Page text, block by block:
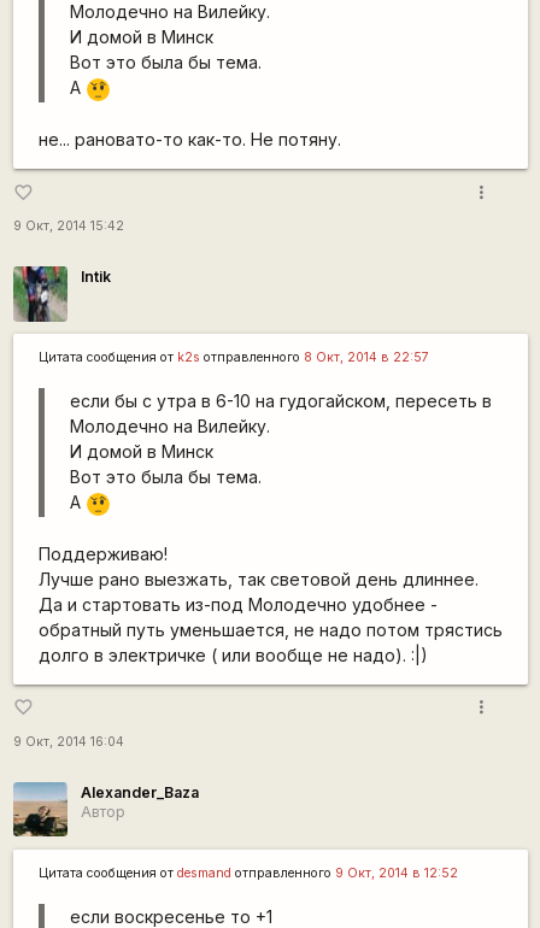
Молодечно на Вилейку.
И домой в Минск
Вот это была бы тема.
А ???
не... рановато-то как-то. Не потяну.
favorite_border
9 Окт, 2014 15:42
more_vert
Intik
Цитата сообщения от k2s отправленного 8 Окт, 2014 в 22:57
если бы с утра в 6-10 на гудогайском, пересеть в
Молодечно на Вилейку.
И домой в Минск
Вот это была бы тема.
А ???
Поддерживаю!
Лучше рано выезжать, так световой день длиннее.
Да и стартовать из-под Молодечно удобнее -
обратный путь уменьшается, не надо потом трястись
долго в электричке ( или вообще не надо). :|)
favorite_border
9 Окт, 2014 16:04
more_vert
Alexander_Baza
Автор
Цитата сообщения от desmand отправленного 9 Окт, 2014 в 12:52
если воскресенье то +1